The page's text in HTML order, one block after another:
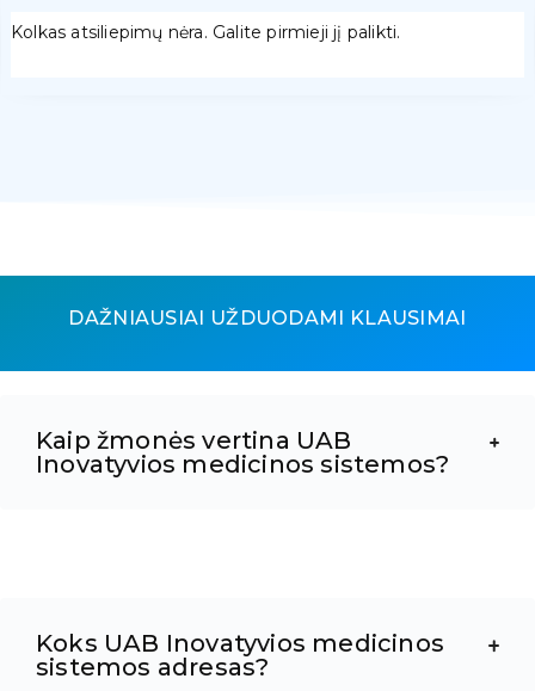
Kolkas atsiliepimų nėra. Galite pirmieji jį palikti.
DAŽNIAUSIAI UŽDUODAMI KLAUSIMAI
Kaip žmonės vertina UAB
Inovatyvios medicinos sistemos?
Koks UAB Inovatyvios medicinos
sistemos adresas?